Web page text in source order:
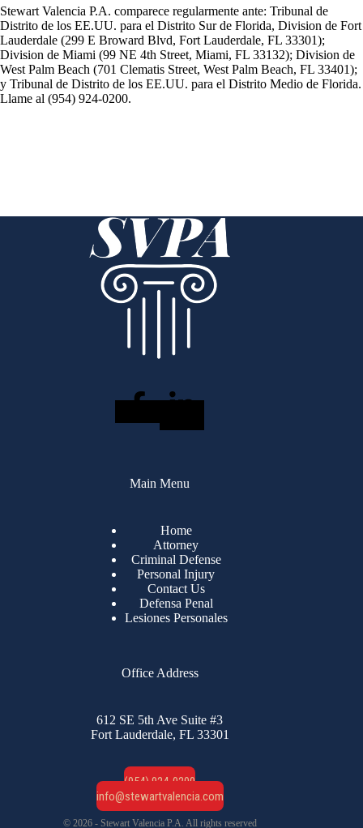
Stewart Valencia P.A. comparece regularmente ante: Tribunal de
Distrito de los EE.UU. para el Distrito Sur de Florida, Division de Fort
Lauderdale (299 E Broward Blvd, Fort Lauderdale, FL 33301);
Division de Miami (99 NE 4th Street, Miami, FL 33132); Division de
West Palm Beach (701 Clematis Street, West Palm Beach, FL 33401);
y Tribunal de Distrito de los EE.UU. para el Distrito Medio de Florida.
Llame al (954) 924-0200.
Main Menu
Home
Attorney
Criminal Defense
Personal Injury
Contact Us
Defensa Penal
Lesiones Personales
Office Address
612 SE 5th Ave Suite #3
Fort Lauderdale, FL 33301
(954) 924-0200
info@stewartvalencia.com
© 2026 - Stewart Valencia P.A. All rights reserved